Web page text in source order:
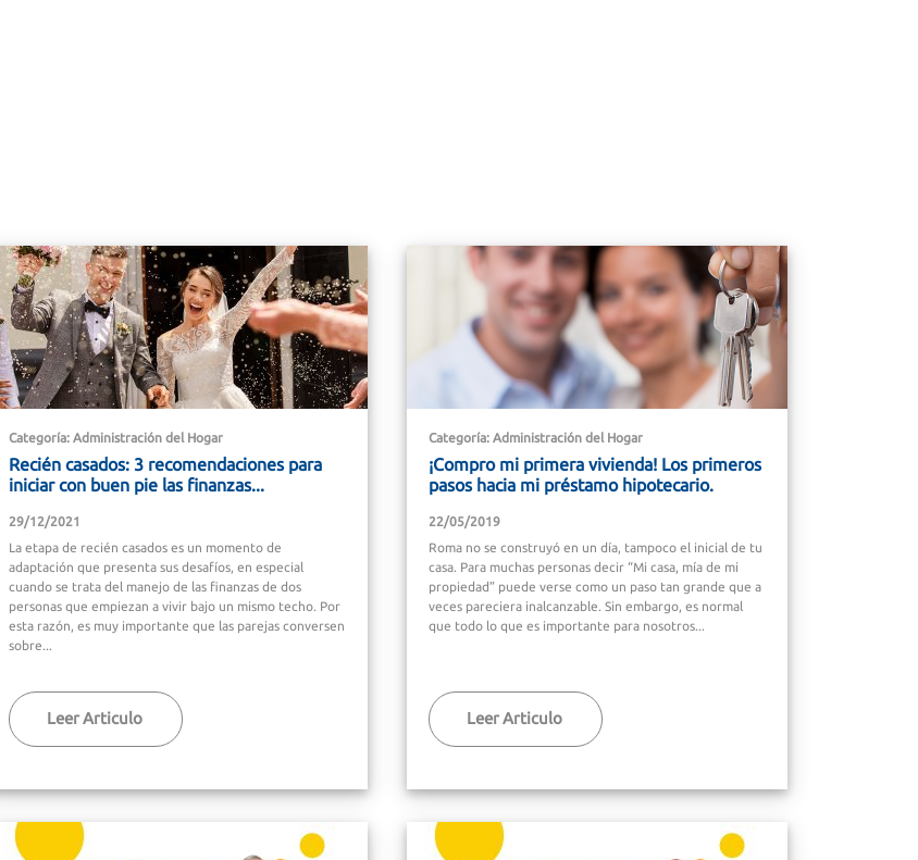
Categoría: Administración del Hogar
Recién casados: 3 recomendaciones para
iniciar con buen pie las finanzas...
29/12/2021
La etapa de recién casados es un momento de
adaptación que presenta sus desafíos, en especial
cuando se trata del manejo de las finanzas de dos
personas que empiezan a vivir bajo un mismo techo. Por
esta razón, es muy importante que las parejas conversen
sobre...
Leer Articulo
Categoría: Administración del Hogar
¡Compro mi primera vivienda! Los primeros
pasos hacia mi préstamo hipotecario.
22/05/2019
Roma no se construyó en un día, tampoco el inicial de tu
casa. Para muchas personas decir “Mi casa, mía de mi
propiedad” puede verse como un paso tan grande que a
veces pareciera inalcanzable. Sin embargo, es normal
que todo lo que es importante para nosotros...
Leer Articulo